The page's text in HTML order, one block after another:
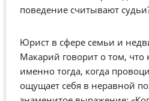
поведение считывают
Юрист в сфере семьи и
Макарий говорит о том, что
именно тогда, когда
ощущает себя в неравной